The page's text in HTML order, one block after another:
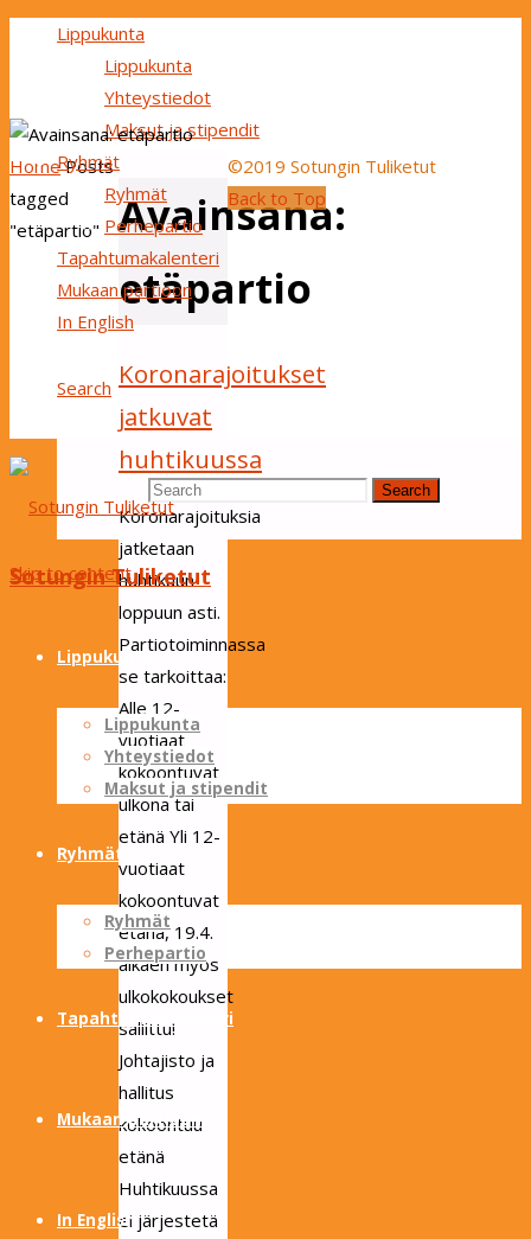
Lippukunta
Lippukunta
Yhteystiedot
Maksut ja stipendit
Ryhmät
Ryhmät
Perhepartio
Tapahtumakalenteri
Mukaan partioon
In English
Search
Search
Sotungin Tuliketut
Skip to content
Lippukunta
Lippukunta
Yhteystiedot
Maksut ja stipendit
Ryhmät
Ryhmät
Perhepartio
Tapahtumakalenteri
Mukaan partioon
In English
Home Posts
tagged
"etäpartio"
Avainsana:
etäpartio
Koronarajoitukset
jatkuvat
huhtikuussa
Koronarajoituksia
jatketaan
huhtikuun
loppuun asti.
Partiotoiminnassa
se tarkoittaa:
Alle 12-
vuotiaat
kokoontuvat
ulkona tai
etänä Yli 12-
vuotiaat
kokoontuvat
etänä, 19.4.
alkaen myös
ulkokokoukset
sallittu!
Johtajisto ja
hallitus
kokoontuu
etänä
Huhtikuussa
ei järjestetä
©2019 Sotungin Tuliketut
Back to Top